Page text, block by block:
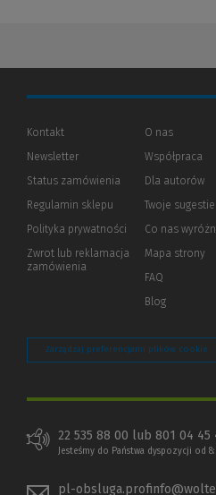
Kontakt
Newsletter
Status zamówienia
Regulamin sklepu
Polityka prywatności (Nowe
(Link
innej
Zwrot lub reklamacja
zamówienia
O nas
Współpraca
Dla autorów
Twoje sugestie
Co nas
Mapa strony
FAQ
Blog
Zarządzaj preferencjami plików cookie
22 535 88 00 lub 801 04 45
Jesteśmy do Państwa dyspozycji od
pl-